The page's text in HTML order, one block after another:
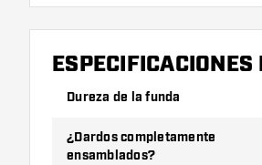
ESPECIFICACIONES
Dureza de la funda
¿Dardos completamente
ensamblados?